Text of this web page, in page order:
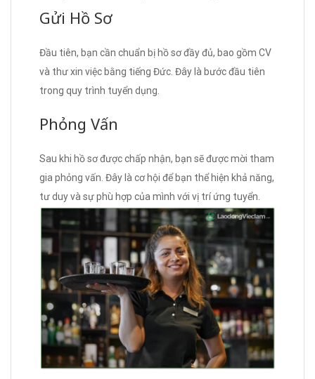
Gửi Hồ Sơ
Đầu tiên, bạn cần chuẩn bị hồ sơ đầy đủ, bao gồm CV
và thư xin việc bằng tiếng Đức. Đây là bước đầu tiên
trong quy trình tuyển dụng.
Phỏng Vấn
Sau khi hồ sơ được chấp nhận, bạn sẽ được mời tham
gia phỏng vấn. Đây là cơ hội để bạn thể hiện khả năng,
tư duy và sự phù hợp của mình với vị trí ứng tuyển.